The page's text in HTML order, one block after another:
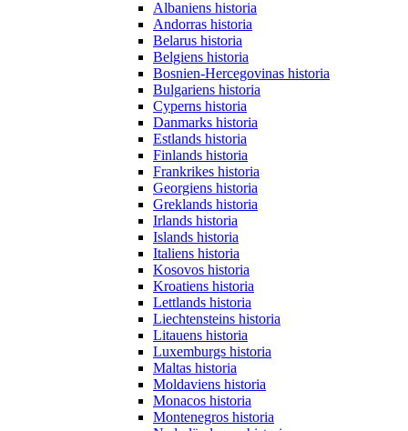
Albaniens historia
Andorras historia
Belarus historia
Belgiens historia
Bosnien-Hercegovinas historia
Bulgariens historia
Cyperns historia
Danmarks historia
Estlands historia
Finlands historia
Frankrikes historia
Georgiens historia
Greklands historia
Irlands historia
Islands historia
Italiens historia
Kosovos historia
Kroatiens historia
Lettlands historia
Liechtensteins historia
Litauens historia
Luxemburgs historia
Maltas historia
Moldaviens historia
Monacos historia
Montenegros historia